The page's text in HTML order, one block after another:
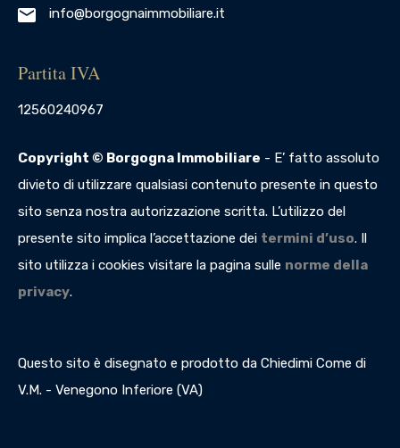
info@borgognaimmobiliare.it
Partita IVA
12560240967
Copyright © Borgogna Immobiliare - E’ fatto assoluto
divieto di utilizzare qualsiasi contenuto presente in questo
sito senza nostra autorizzazione scritta. L’utilizzo del
presente sito implica l’accettazione dei termini d’uso. Il
sito utilizza i cookies visitare la pagina sulle norme della
privacy.
Questo sito è disegnato e prodotto da Chiedimi Come di
V.M. - Venegono Inferiore (VA)